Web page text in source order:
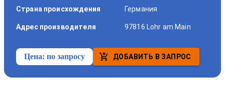
Страна происхождения Германия
Адрес производителя 97816 Lohr am Main
Цена: по запросу ДОБАВИТЬ В ЗАПРОС